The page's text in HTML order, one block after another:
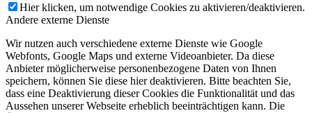
Hier klicken, um notwendige Cookies zu aktivieren/deaktivieren.
Andere externe Dienste
Wir nutzen auch verschiedene externe Dienste wie Google
Webfonts, Google Maps und externe Videoanbieter. Da diese
Anbieter möglicherweise personenbezogene Daten von Ihnen
speichern, können Sie diese hier deaktivieren. Bitte beachten Sie,
dass eine Deaktivierung dieser Cookies die Funktionalität und das
Aussehen unserer Webseite erheblich beeinträchtigen kann. Die